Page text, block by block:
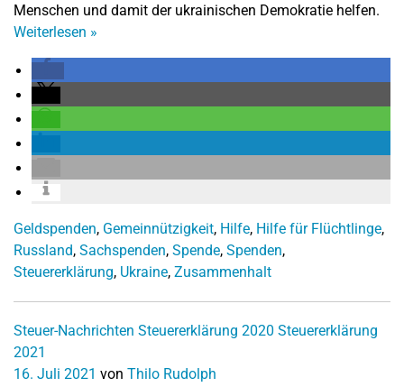
Menschen und damit der ukrainischen Demokratie helfen.
Weiterlesen »
Geldspenden, Gemeinnützigkeit, Hilfe, Hilfe für Flüchtlinge,
Russland, Sachspenden, Spende, Spenden,
Steuererklärung, Ukraine, Zusammenhalt
Steuer-Nachrichten Steuererklärung 2020 Steuererklärung
2021
16. Juli 2021 von Thilo Rudolph